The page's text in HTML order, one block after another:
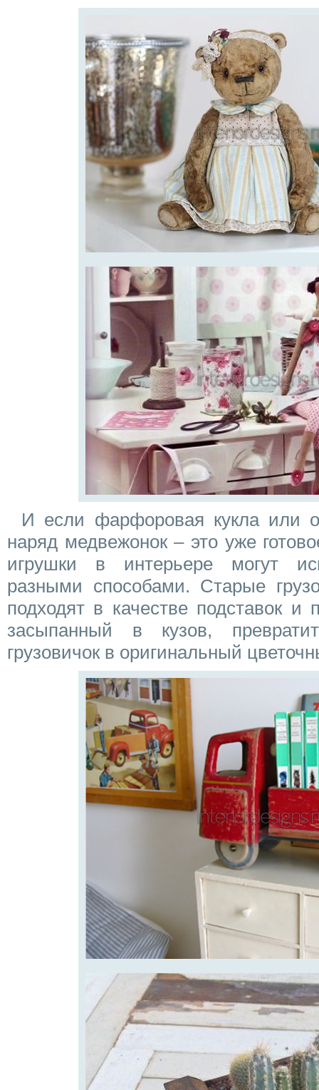
И если фарфоровая кукла или
наряд медвежонок – это уже
игрушки в интерьере могут
разными способами. Старые
подходят в качестве подставок и
засыпанный в кузов,
грузовичок в оригинальный